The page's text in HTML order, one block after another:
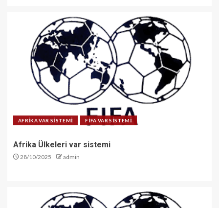
AFRİKA VAR SİSTEMİ FİFA VAR SİSTEMİ
Afrika Ülkeleri var sistemi
28/10/2025 admin